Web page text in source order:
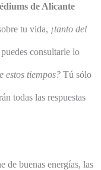
de Alicante
tu vida, ¡tanto del
consultarle lo
estos tiempos? Tú sólo
todas las respuestas
de buenas energías, las